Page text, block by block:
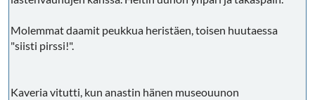
Molemmat daamit peukkua heristäen, toisen huutaessa
"siisti pirssi!".
Kaveria vitutti, kun anastin hänen museouunon